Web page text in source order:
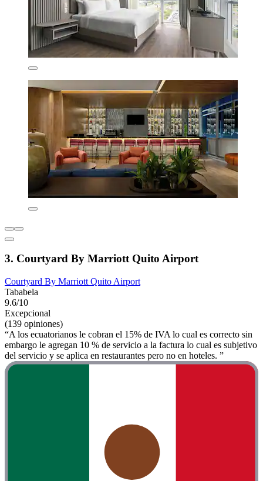
3. Courtyard By Marriott Quito Airport
Courtyard By Marriott Quito Airport
Tababela
9.6/10
Excepcional
(139 opiniones)
“A los ecuatorianos le cobran el 15% de IVA lo cual es correcto sin
embargo le agregan 10 % de servicio a la factura lo cual es subjetivo
del servicio y se aplica en restaurantes pero no en hoteles. ”